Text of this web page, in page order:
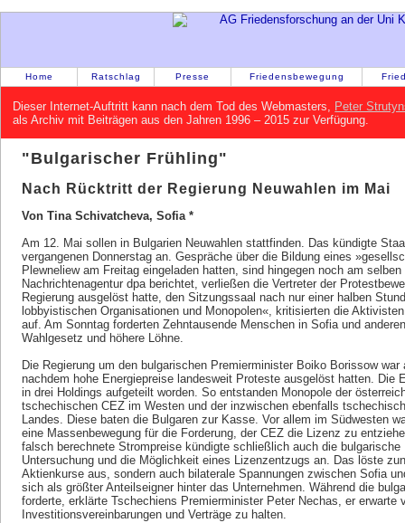
Home Ratschlag Presse Friedensbewegung
Dieser Internet-Auftritt kann nach dem Tod des Webmasters, Peter
als Archiv mit Beiträgen aus den Jahren 1996 – 2015 zur Verfügung.
"Bulgarischer Frühling"
Nach Rücktritt der Regierung Neuwahlen im Mai
Von Tina Schivatcheva, Sofia *
Am 12. Mai sollen in Bulgarien Neuwahlen stattfinden. Das kündigte
vergangenen Donnerstag an. Gespräche über die Bildung eines
Plewneliew am Freitag eingeladen hatten, sind hingegen noch am
Nachrichtenagentur dpa berichtet, verließen die Vertreter der
Regierung ausgelöst hatte, den Sitzungssaal nach nur einer halben
lobbyistischen Organisationen und Monopolen«, kritisierten die
auf. Am Sonntag forderten Zehntausende Menschen in Sofia und
Wahlgesetz und höhere Löhne.
Die Regierung um den bulgarischen Premierminister Boiko Borissow
nachdem hohe Energiepreise landesweit Proteste ausgelöst hatten. Die
in drei Holdings aufgeteilt worden. So entstanden Monopole der
tschechischen CEZ im Westen und der inzwischen ebenfalls
Landes. Diese baten die Bulgaren zur Kasse. Vor allem im Südwesten
eine Massenbewegung für die Forderung, der CEZ die Lizenz zu
falsch berechnete Strompreise kündigte schließlich auch die
Untersuchung und die Möglichkeit eines Lizenzentzugs an. Das löste
Aktienkurse aus, sondern auch bilaterale Spannungen zwischen Sofia
sich als größter Anteilseigner hinter das Unternehmen. Während die
forderte, erklärte Tschechiens Premierminister Peter Nechas, er erwarte
Investitionsvereinbarungen und Verträge zu halten.